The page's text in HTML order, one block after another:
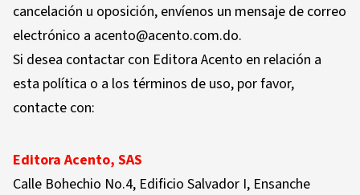
cancelación u oposición, envíenos un mensaje de correo
electrónico a acento@acento.com.do.
Si desea contactar con Editora Acento en relación a
esta política o a los términos de uso, por favor,
contacte con:
Editora Acento, SAS
Calle Bohechio No.4, Edificio Salvador I, Ensanche